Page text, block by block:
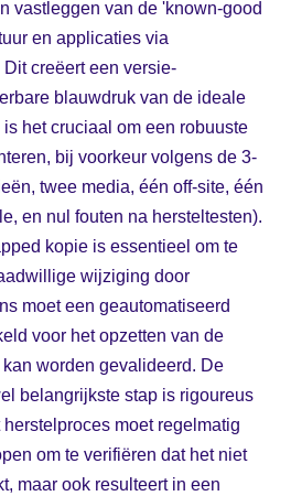
vastleggen van de 'known-good
en applicaties via
Dit creëert een versie-
blauwdruk van de ideale
het cruciaal om een robuuste
bij voorkeur volgens de 3-
twee media, één off-site, één
en nul fouten na hersteltesten).
kopie is essentieel om te
wijziging door
moet een geautomatiseerd
voor het opzetten van de
worden gevalideerd. De
belangrijkste stap is rigoureus
moet regelmatig
om te verifiëren dat het niet
maar ook resulteert in een